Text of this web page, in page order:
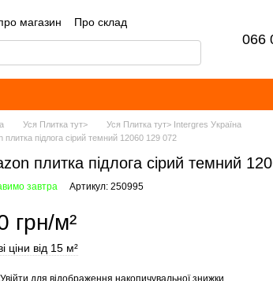
магазин
Про склад
066
Уся Плитка тут>
Уся Плитка тут> Intergres Україна
плитка підлога сірий темний 12060 129 072
плитка підлога сірий темний
завтра Артикул: 250995
грн/м²
ціни від 15 м²
Увійти для відображення накопичувальної знижки